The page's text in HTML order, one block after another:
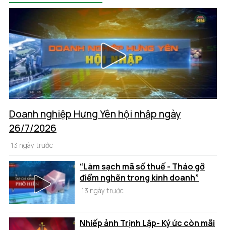
Doanh nghiệp Hưng Yên hội nhập ngày
26/7/2026
13 ngày trước
“Làm sạch mã số thuế - Tháo gỡ
điểm nghẽn trong kinh doanh”
13 ngày trước
Nhiếp ảnh Trịnh Lập- Ký ức còn mãi